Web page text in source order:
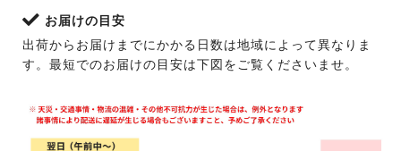
お届けの目安
出荷からお届けまでにかかる日数は地域によって異なりま
す。最短でのお届けの目安は下図をご覧くださいませ。